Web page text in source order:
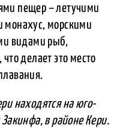
пещер – летучими
морскими
видами рыб,
делает это место
находятся на юго-
в районе Кери.